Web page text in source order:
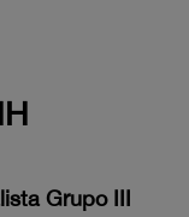
Grupo III